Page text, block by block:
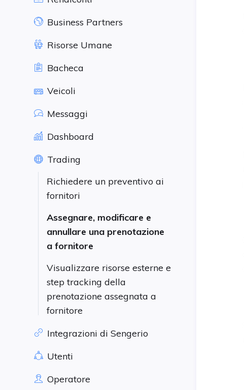
Business Partners
Risorse Umane
Bacheca
Veicoli
Messaggi
Dashboard
Trading
Richiedere un preventivo ai
fornitori
Assegnare, modificare e
annullare una prenotazione
a fornitore
Visualizzare risorse esterne e
step tracking della
prenotazione assegnata a
fornitore
Integrazioni di Sengerio
Utenti
Operatore